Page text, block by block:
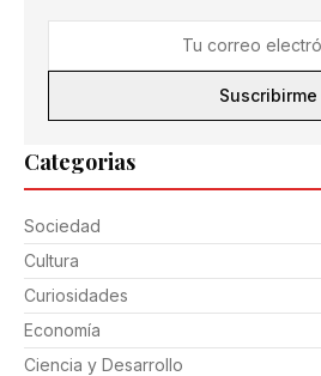
Categorias
Sociedad
Cultura
Curiosidades
Economía
Ciencia y Desarrollo
Suscribirme